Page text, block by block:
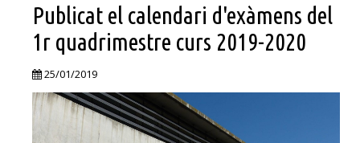
Publicat el calendari d'exàmens del
1r quadrimestre curs 2019-2020
25/01/2019